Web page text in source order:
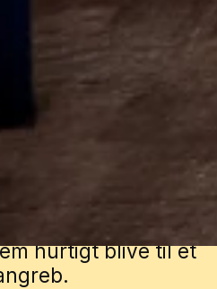
myrer et
ind i boligen i
madvarer samt
og opholdsrum.
kan sprede
andre kan
Hvis de får
i vægge eller gulve,
hurtigt blive til et